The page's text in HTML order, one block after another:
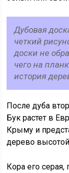
Дубовая
четкий
доски не
чего на
история
После дуба
Бук растет в
Крыму и
дерево
Кора его серая,